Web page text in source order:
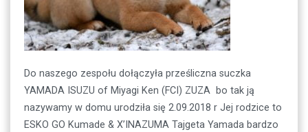
Do naszego zespołu dołączyła prześliczna suczka
YAMADA ISUZU of Miyagi Ken (FCI) ZUZA bo tak ją
nazywamy w domu urodziła się 2.09.2018 r Jej rodzice to
ESKO GO Kumade & X’INAZUMA Tajgeta Yamada bardzo